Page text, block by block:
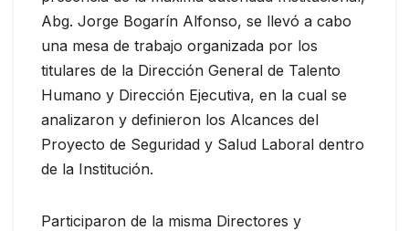
Abg. Jorge Bogarín Alfonso, se llevó a cabo
una mesa de trabajo organizada por los
titulares de la Dirección General de Talento
Humano y Dirección Ejecutiva, en la cual se
analizaron y definieron los Alcances del
Proyecto de Seguridad y Salud Laboral dentro
de la Institución.
Participaron de la misma Directores y